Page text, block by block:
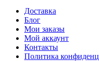
Доставка
Блог
Мои заказы
Мой аккаунт
Контакты
Политика